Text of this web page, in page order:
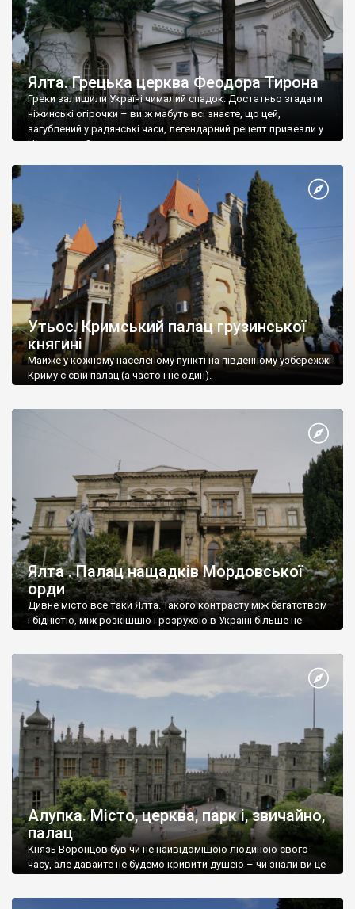
Ялта. Грецька церква Феодора Тирона
Греки залишили Україні чималий спадок. Достатньо згадати
ніжинські огірочки – ви ж мабуть всі знаєте, що цей,
загублений у радянські часи, легендарний рецепт привезли у
Ніжин греки?
Утьос. Кримський палац грузинської
княгині
Майже у кожному населеному пункті на південному узбережжі
Криму є свій палац (а часто і не один).
Ялта . Палац нащадків Мордовської
орди
Дивне місто все таки Ялта. Такого контрасту між багатством
і бідністю, між розкішшю і розрухою в Україні більше не
Алупка. Місто, церква, парк і, звичайно,
палац
Князь Воронцов був чи не найвідомішою людиною свого
часу, але давайте не будемо кривити душею – чи знали ви це